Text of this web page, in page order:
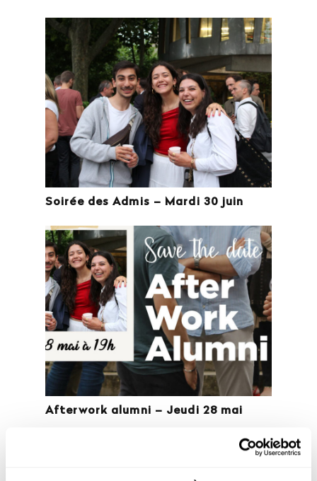
Soirée des Admis – Mardi 30 juin
Afterwork alumni – Jeudi 28 mai
Soirée portes ouvertes : jeudi 4 juin